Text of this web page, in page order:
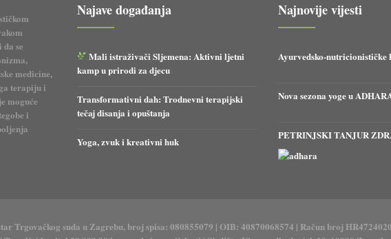
se
medicine,
terapiju i
moguće
i
Najave događanja
Mali istraživači Sljemena: Aktivni ljetni
kamp u prirodi za djecu
Transformativni dah: Trodnevni terapijski
tečaj disanja i opuštanja
Yoga, zvuk i kreativni huk
Najnovije vijesti
Ayurvedsko-nutricionističke
Nova sezona yoge u
PETRINJSKI TANJUR
Trgovačkog suda u Zagrebu, broj spisa: 080855079 | OIB: 40870068574 | Račun broj